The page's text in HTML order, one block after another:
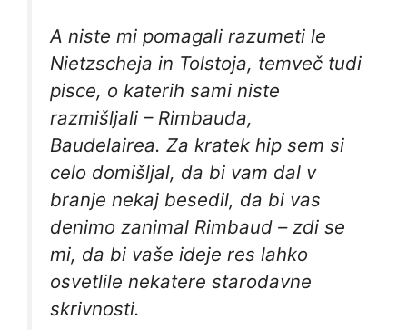
A niste mi pomagali razumeti le
Nietzscheja in Tolstoja, temveč tudi
pisce, o katerih sami niste
razmišljali – Rimbauda,
Baudelairea. Za kratek hip sem si
celo domišljal, da bi vam dal v
branje nekaj besedil, da bi vas
denimo zanimal Rimbaud – zdi se
mi, da bi vaše ideje res lahko
osvetlile nekatere starodavne
skrivnosti.